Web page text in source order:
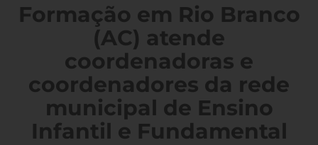
Formação em Rio Branco
(AC) atende
coordenadoras e
coordenadores da rede
municipal de Ensino
Infantil e Fundamental